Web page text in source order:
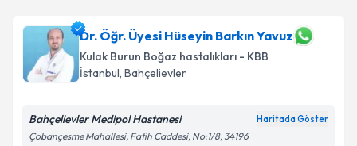
Dr. Öğr. Üyesi Hüseyin Barkın Yavuz
Kulak Burun Boğaz hastalıkları - KBB
İstanbul, Bahçelievler
Bahçelievler Medipol Hastanesi Haritada Göster
Çobançesme Mahallesi, Fatih Caddesi, No:1/8, 34196